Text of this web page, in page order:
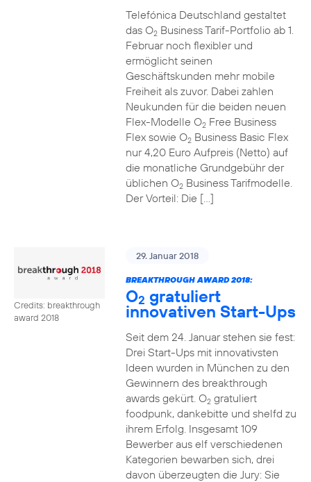
Telefónica Deutschland gestaltet
das O2Business Tarif-Portfolio ab 1.
Februar noch flexibler und
ermöglicht seinen
Geschäftskunden mehr mobile
Freiheit als zuvor. Dabei zahlen
Neukunden für die beiden neuen
Flex-Modelle O2Free Business
Flex sowie O2Business Basic Flex
nur 4,20 Euro Aufpreis (Netto) auf
die monatliche Grundgebühr der
üblichen O2Business Tarifmodelle.
Der Vorteil: Die […]
Credits: breakthrough
award 2018
29. Januar 2018
BREAKTHROUGH AWARD 2018:
O2 gratuliert
innovativen Start-Ups
Seit dem 24. Januar stehen sie fest:
Drei Start-Ups mit innovativsten
Ideen wurden in München zu den
Gewinnern des breakthrough
awards gekürt. O2gratuliert
foodpunk, dankebitte und shelfd zu
ihrem Erfolg. Insgesamt 109
Bewerber aus elf verschiedenen
Kategorien bewarben sich, drei
davon überzeugten die Jury: Sie